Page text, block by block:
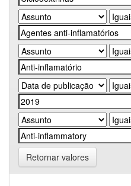
Retornar valores